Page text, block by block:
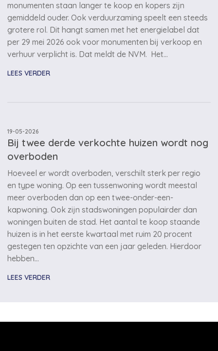
monumenten staan langer te koop en kopers zijn
gemiddeld ouder. Ook verduurzaming speelt een steeds
grotere rol. Dit hangt samen met het energielabel dat
per 29 mei 2026 ook voor monumenten bij verkoop en
verhuur verplicht is. Dat meldt de NVM. Het…
LEES VERDER
19-05-2026
Bij twee derde verkochte huizen wordt nog
overboden
Hoeveel er wordt overboden, verschilt sterk per regio
en type woning. Op een tussenwoning wordt meestal
meer overboden dan op een twee-onder-een-
kapwoning. Ook zijn stadswoningen populairder dan
woningen buiten de stad. Het aantal te koop staande
huizen is in het eerste kwartaal met ruim 20 procent
gestegen ten opzichte van een jaar geleden. Hierdoor
hebben…
LEES VERDER